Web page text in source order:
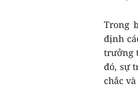
Trong
định
trưởng
đó, sự
chắc